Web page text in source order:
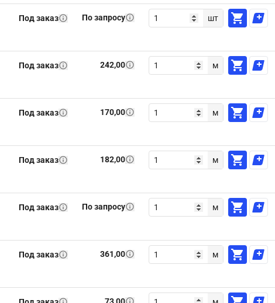
Под заказ По запросу шт
Под заказ 242,00 м
Под заказ 170,00 м
Под заказ 182,00 м
Под заказ По запросу м
Под заказ 361,00 м